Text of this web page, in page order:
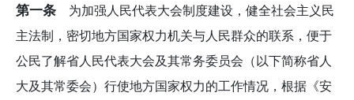
第一条 为加强人民代表大会制度建设，健全社会主义民
主法制，密切地方国家权力机关与人民群众的联系，便于
公民了解省人民代表大会及其常务委员会（以下简称省人
大及其常委会）行使地方国家权力的工作情况，根据《安